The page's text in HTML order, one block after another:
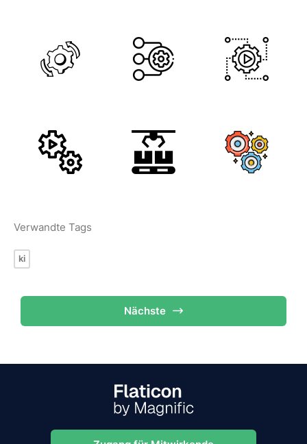
Verwandte Tags
ki
Nächste